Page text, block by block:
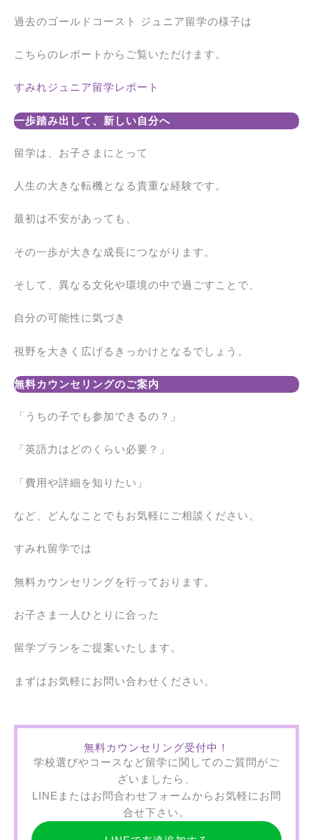
過去のゴールドコースト ジュニア留学の様子は
こちらのレポートからご覧いただけます。
すみれジュニア留学レポート
一歩踏み出して、新しい自分へ
留学は、お子さまにとって
人生の大きな転機となる貴重な経験です。
最初は不安があっても、
その一歩が大きな成長につながります。
そして、異なる文化や環境の中で過ごすことで、
自分の可能性に気づき
視野を大きく広げるきっかけとなるでしょう。
無料カウンセリングのご案内
「うちの子でも参加できるの？」
「英語力はどのくらい必要？」
「費用や詳細を知りたい」
など、どんなことでもお気軽にご相談ください。
すみれ留学では
無料カウンセリングを行っております。
お子さま一人ひとりに合った
留学プランをご提案いたします。
まずはお気軽にお問い合わせください。
無料カウンセリング受付中！
学校選びやコースなど留学に関してのご質問がご
ざいましたら、
LINEまたはお問合わせフォームからお気軽にお問
合せ下さい。